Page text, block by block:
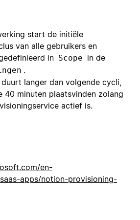
start de initiële
van alle gebruikers en
in Scope in de
.
langer dan volgende cycli,
40 minuten plaatsvinden zolang
actief is.
en-
apps/notion-provisioning-